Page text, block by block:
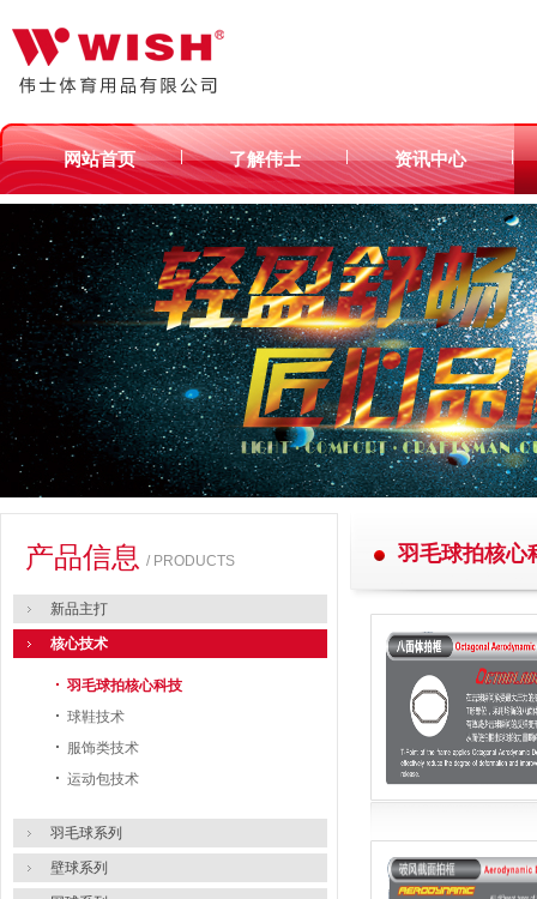
网站首页 | 了解伟士 | 资讯中心 |
产品信息 / PRODUCTS
新品主打
核心技术
· 羽毛球拍核心科技
· 球鞋技术
· 服饰类技术
· 运动包技术
羽毛球系列
壁球系列
羽毛球拍核心